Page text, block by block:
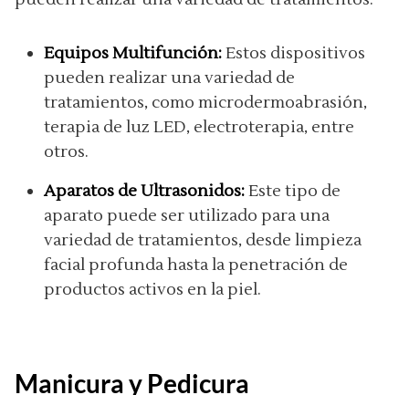
Equipos Multifunción:Estos dispositivos
pueden realizar una variedad de
tratamientos, como microdermoabrasión,
terapia de luz LED, electroterapia, entre
otros.
Aparatos de Ultrasonidos:Este tipo de
aparato puede ser utilizado para una
variedad de tratamientos, desde limpieza
facial profunda hasta la penetración de
productos activos en la piel.
Manicura y Pedicura